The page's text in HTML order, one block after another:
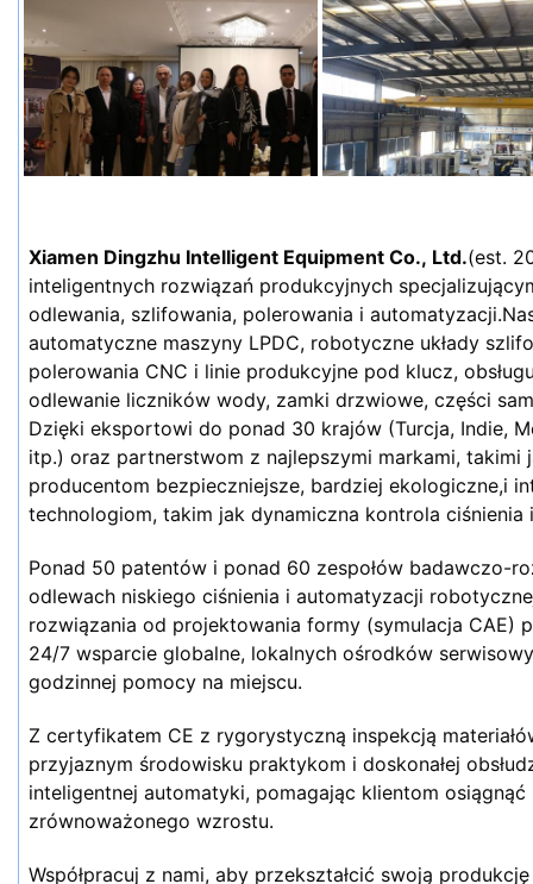
Xiamen Dingzhu Intelligent Equipment Co., Ltd.(est.
inteligentnych rozwiązań produkcyjnych
odlewania, szlifowania, polerowania i
automatyczne maszyny LPDC, robotyczne układy
polerowania CNC i linie produkcyjne pod klucz,
odlewanie liczników wody, zamki drzwiowe, części
Dzięki eksportowi do ponad 30 krajów (Turcja, Indie,
itp.) oraz partnerstwom z najlepszymi markami, takimi
producentom bezpieczniejsze, bardziej ekologiczne,i
technologiom, takim jak dynamiczna kontrola
Ponad 50 patentów i ponad 60 zespołów badawczo-
odlewach niskiego ciśnienia i automatyzacji
rozwiązania od projektowania formy (symulacja CAE)
24/7 wsparcie globalne, lokalnych ośrodków
godzinnej pomocy na miejscu.
Z certyfikatem CE z rygorystyczną inspekcją
przyjaznym środowisku praktykom i doskonałej
inteligentnej automatyki, pomagając klientom
zrównoważonego wzrostu.
Współpracuj z nami, aby przekształcić swoją